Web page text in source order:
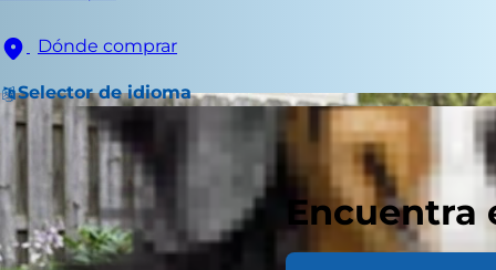
Dónde comprar
Selector de idioma